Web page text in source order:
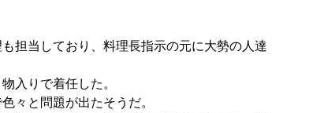
担当しており、料理長指示の元に大勢の人達
入りで着任した。
々と問題が出たそうだ。